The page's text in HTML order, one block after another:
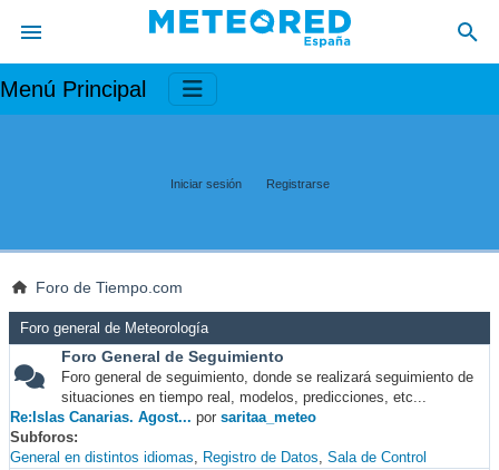
Menú Principal
Iniciar sesión Registrarse
Foro de Tiempo.com
Foro general de Meteorología
Foro General de Seguimiento
Foro general de seguimiento, donde se realizará seguimiento de
situaciones en tiempo real, modelos, predicciones, etc...
Re:Islas Canarias. Agost... por saritaa_meteo
Subforos
General en distintos idiomas
Registro de Datos Sala de Control